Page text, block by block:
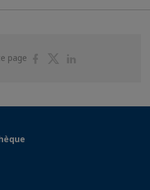
page
PartagerPartager